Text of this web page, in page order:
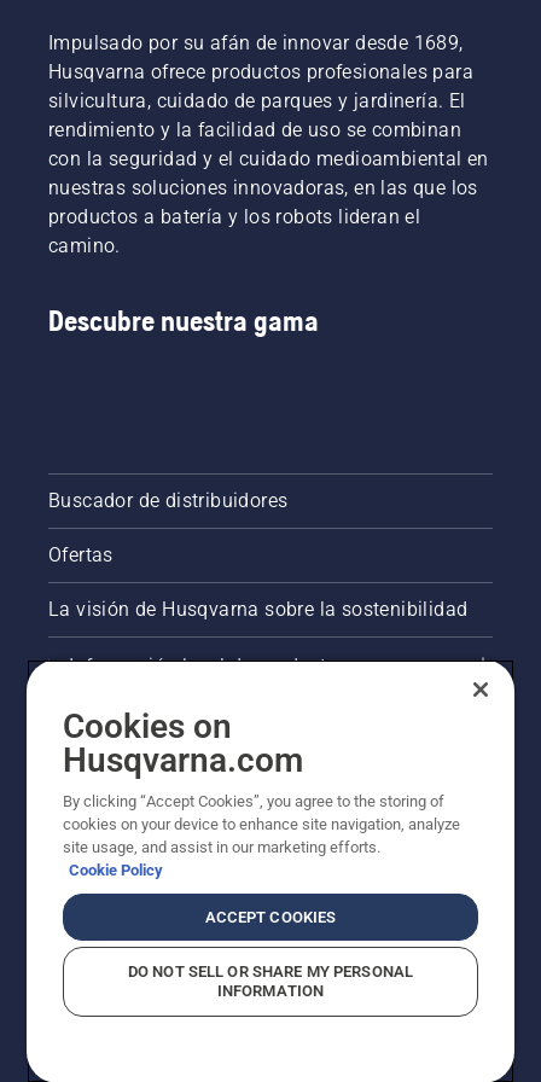
Impulsado por su afán de innovar desde 1689,
Husqvarna ofrece productos profesionales para
silvicultura, cuidado de parques y jardinería. El
rendimiento y la facilidad de uso se combinan
con la seguridad y el cuidado medioambiental en
nuestras soluciones innovadoras, en las que los
productos a batería y los robots lideran el
camino.
Descubre nuestra gama
Buscador de distribuidores
Ofertas
La visión de Husqvarna sobre la sostenibilidad
Información legal de productos
Otros sitios de Husqvarna
AlertLine/Canal de Denúncias
Cookies on
Husqvarna.com
By clicking “Accept Cookies”, you agree to the storing of
cookies on your device to enhance site navigation, analyze
site usage, and assist in our marketing efforts.
Cookie Policy
ACCEPT COOKIES
DO NOT SELL OR SHARE MY PERSONAL
INFORMATION